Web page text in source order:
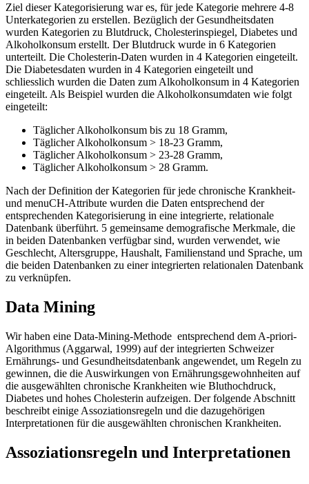
Ziel dieser Kategorisierung war es, für jede Kategorie mehrere 4-8
Unterkategorien zu erstellen. Bezüglich der Gesundheitsdaten
wurden Kategorien zu Blutdruck, Cholesterinspiegel, Diabetes und
Alkoholkonsum erstellt. Der Blutdruck wurde in 6 Kategorien
unterteilt. Die Cholesterin-Daten wurden in 4 Kategorien eingeteilt.
Die Diabetesdaten wurden in 4 Kategorien eingeteilt und
schliesslich wurden die Daten zum Alkoholkonsum in 4 Kategorien
eingeteilt. Als Beispiel wurden die Alkoholkonsumdaten wie folgt
eingeteilt:
Täglicher Alkoholkonsum bis zu 18 Gramm,
Täglicher Alkoholkonsum > 18-23 Gramm,
Täglicher Alkoholkonsum > 23-28 Gramm,
Täglicher Alkoholkonsum > 28 Gramm.
Nach der Definition der Kategorien für jede chronische Krankheit-
und menuCH-Attribute wurden die Daten entsprechend der
entsprechenden Kategorisierung in eine integrierte, relationale
Datenbank überführt. 5 gemeinsame demografische Merkmale, die
in beiden Datenbanken verfügbar sind, wurden verwendet, wie
Geschlecht, Altersgruppe, Haushalt, Familienstand und Sprache, um
die beiden Datenbanken zu einer integrierten relationalen Datenbank
zu verknüpfen.
Data Mining
Wir haben eine Data-Mining-Methode entsprechend dem A-priori-
Algorithmus (Aggarwal, 1999) auf der integrierten Schweizer
Ernährungs- und Gesundheitsdatenbank angewendet, um Regeln zu
gewinnen, die die Auswirkungen von Ernährungsgewohnheiten auf
die ausgewählten chronische Krankheiten wie Bluthochdruck,
Diabetes und hohes Cholesterin aufzeigen. Der folgende Abschnitt
beschreibt einige Assoziationsregeln und die dazugehörigen
Interpretationen für die ausgewählten chronischen Krankheiten.
Assoziationsregeln und Interpretationen